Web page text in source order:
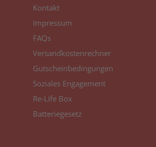
Kontakt
Impressum
FAQs
Versandkostenrechner
Gutscheinbedingungen
Soziales Engagement
Re-Life Box
Batteriegesetz